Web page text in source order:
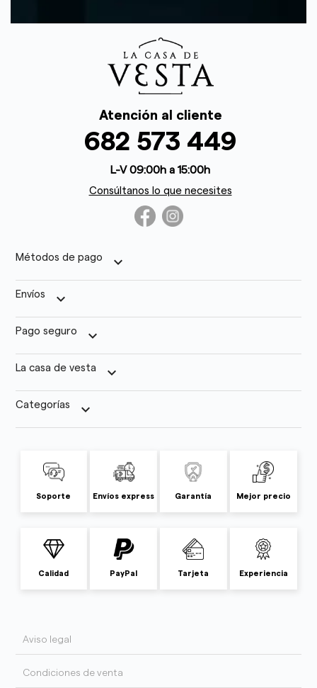
Atención al cliente
682 573 449
L-V 09:00h a 15:00h
Consúltanos lo que necesites
Métodos de pago keyboard_arrow_down
Envíos keyboard_arrow_down
Pago seguro keyboard_arrow_down
La casa de vesta keyboard_arrow_down
Categorías keyboard_arrow_down
Soporte Envíos express Garantía Mejor precio
Calidad PayPal Tarjeta Experiencia
Aviso legal
Condiciones de venta